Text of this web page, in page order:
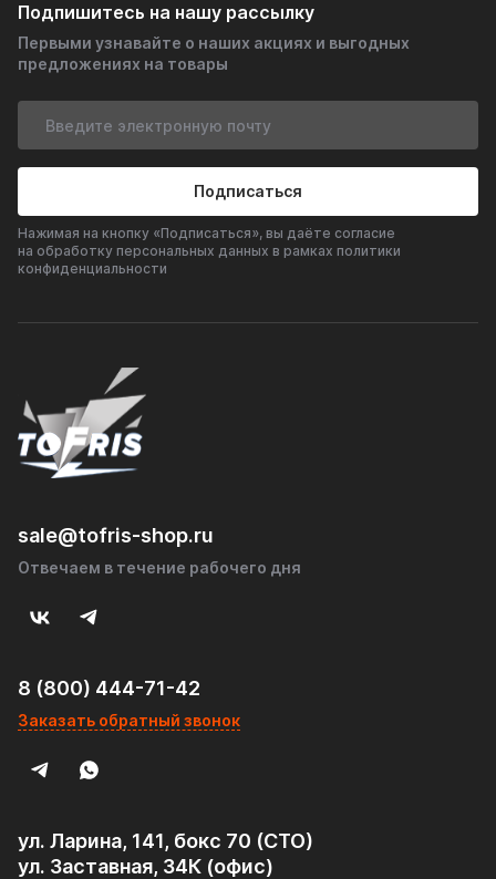
Подпишитесь на нашу рассылку
Первыми узнавайте о наших акциях и выгодных
предложениях на товары
Подписаться
Нажимая на кнопку «Подписаться», вы даёте согласие
на обработку персональных данных в рамках политики
конфиденциальности
sale@tofris-shop.ru
Отвечаем в течение рабочего дня
8 (800) 444-71-42
Заказать обратный звонок
ул. Ларина, 141, бокс 70 (СТО)
ул. Заставная, 34К (офис)